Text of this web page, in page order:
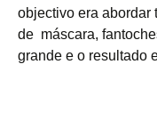
objectivo era abordar
de máscara,
grande e o resultado